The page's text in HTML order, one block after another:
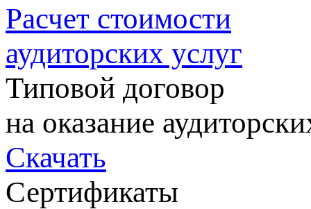
Расчет стоимости
аудиторских услуг
Типовой договор
на оказание
Скачать
Сертификаты